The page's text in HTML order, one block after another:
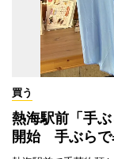
買う
熱海駅前「手
開始 手ぶらで